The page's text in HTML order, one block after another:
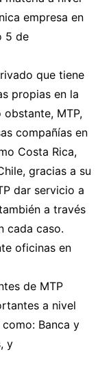
empresa en
5 de
que tiene
propias en la
MTP,
compañías en
Costa Rica,
gracias a su
dar servicio a
a través
cada caso.
oficinas en
de MTP
a nivel
Banca y
y